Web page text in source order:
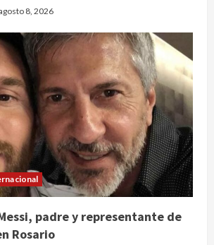
8, 2026
padre y representante de
Rosario
Deportes Internacional
Fallece Jorge Messi, padre y
representante de Lionel Messi, en
Rosario
agosto 8, 2026
Nacional
Alejandro Moreno critica la
mañanera como herramienta de
control y señala incongruencia en
regulación del derecho de réplica
agosto 8, 2026
Internacional